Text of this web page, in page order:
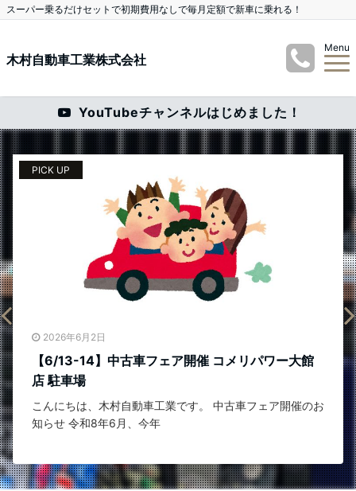
スーパー乗るだけセットで初期費用なしで毎月定額で新車に乗れる！
木村自動車工業株式会社
Menu
YouTubeチャンネルはじめました！
PICK UP
2026年6月2日
【6/13-14】中古車フェア開催 コメリパワー大館
店 駐車場
こんにちは、木村自動車工業です。 中古車フェア開催のお
知らせ 令和8年6月、今年